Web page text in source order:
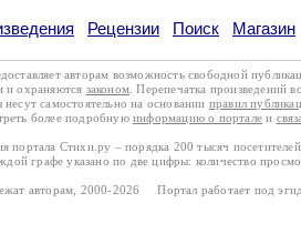
Рецензии Поиск Магазин
авторам возможность свободной
и охраняются законом . Перепечатка произведений
самостоятельно на основании правил
более подробную информацию о портале и
портала Стихи.ру – порядка 200 тысяч
графе указано по две цифры: количество
авторам, 2000-2026 Портал работает под